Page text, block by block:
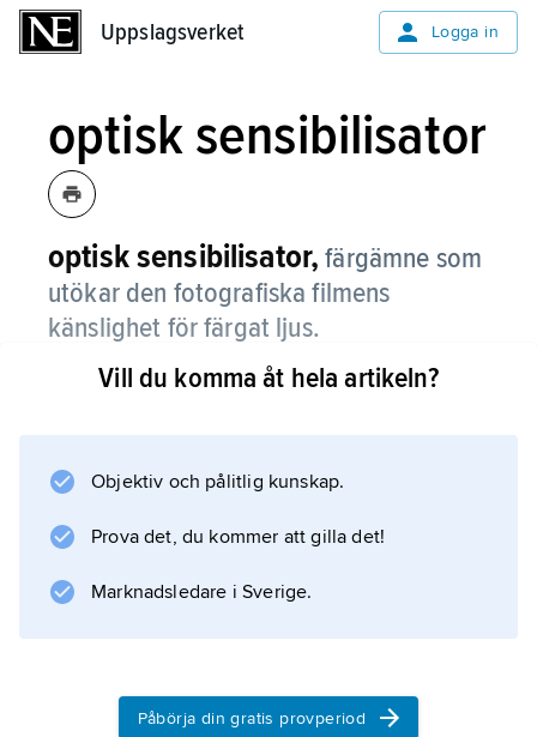
Uppslagsverket Logga in
optisk sensibilisator
optisk sensibilisator, färgämne som
utökar den fotografiska filmens
känslighet för färgat ljus.
Vill du komma åt hela artikeln?
Objektiv och pålitlig kunskap.
Prova det, du kommer att gilla det!
Marknadsledare i Sverige.
Påbörja din gratis provperiod